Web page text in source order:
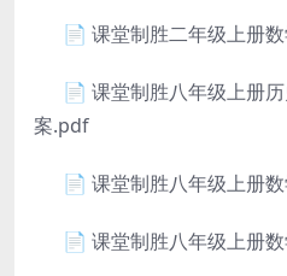
📄 课堂制胜二年级上册
📄 课堂制胜八年级上册历
案.pdf
📄 课堂制胜八年级上册
📄 课堂制胜八年级上册